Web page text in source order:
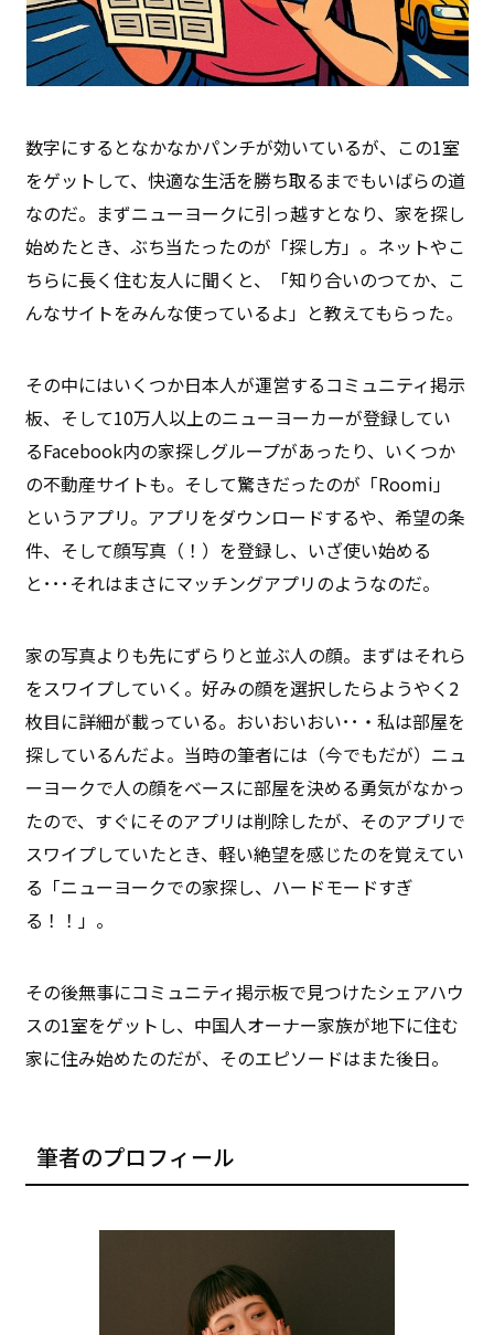
数字にするとなかなかパンチが効いているが、この1室
をゲットして、快適な生活を勝ち取るまでもいばらの道
なのだ。まずニューヨークに引っ越すとなり、家を探し
始めたとき、ぶち当たったのが「探し方」。ネットやこ
ちらに長く住む友人に聞くと、「知り合いのつてか、こ
んなサイトをみんな使っているよ」と教えてもらった。
その中にはいくつか日本人が運営するコミュニティ掲示
板、そして10万人以上のニューヨーカーが登録してい
るFacebook内の家探しグループがあったり、いくつか
の不動産サイトも。そして驚きだったのが「Roomi」
というアプリ。アプリをダウンロードするや、希望の条
件、そして顔写真（！）を登録し、いざ使い始める
と･･･それはまさにマッチングアプリのようなのだ。
家の写真よりも先にずらりと並ぶ人の顔。まずはそれら
をスワイプしていく。好みの顔を選択したらようやく2
枚目に詳細が載っている。おいおいおい･･・私は部屋を
探しているんだよ。当時の筆者には（今でもだが）ニュ
ーヨークで人の顔をベースに部屋を決める勇気がなかっ
たので、すぐにそのアプリは削除したが、そのアプリで
スワイプしていたとき、軽い絶望を感じたのを覚えてい
る「ニューヨークでの家探し、ハードモードすぎ
る！！」。
その後無事にコミュニティ掲示板で見つけたシェアハウ
スの1室をゲットし、中国人オーナー家族が地下に住む
家に住み始めたのだが、そのエピソードはまた後日。
筆者のプロフィール